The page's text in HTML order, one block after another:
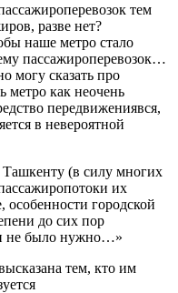
тем
разве нет?
наше метро стало
пассажироперевозок…
могу сказать про
как неочень
передвижениявся,
в невероятной
(в силу многих
их
городской
до сих пор
не было нужно…»
тем, кто им